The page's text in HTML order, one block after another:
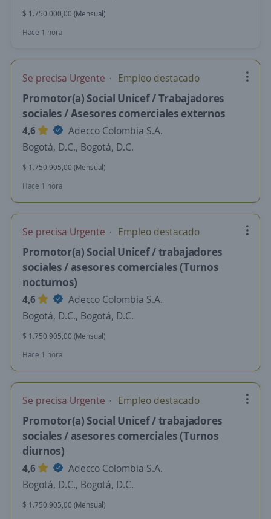
$ 1.750.000,00 (Mensual)
Hace 1 hora
Se precisa Urgente Empleo destacado
Promotor(a) Social Unicef / Trabajadores
sociales / Asesores comerciales externos
4,6
Adecco Colombia S.A.
Bogotá, D.C., Bogotá, D.C.
$ 1.750.905,00 (Mensual)
Hace 1 hora
Se precisa Urgente Empleo destacado
Promotor(a) Social Unicef / trabajadores
sociales / asesores comerciales (Turnos
nocturnos)
4,6
Adecco Colombia S.A.
Bogotá, D.C., Bogotá, D.C.
$ 1.750.905,00 (Mensual)
Hace 1 hora
Se precisa Urgente Empleo destacado
Promotor(a) Social Unicef / trabajadores
sociales / asesores comerciales (Turnos
diurnos)
4,6
Adecco Colombia S.A.
Bogotá, D.C., Bogotá, D.C.
$ 1.750.905,00 (Mensual)